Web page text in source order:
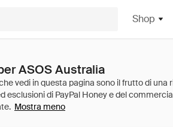
Shop
ASOS Australia
Mostra meno